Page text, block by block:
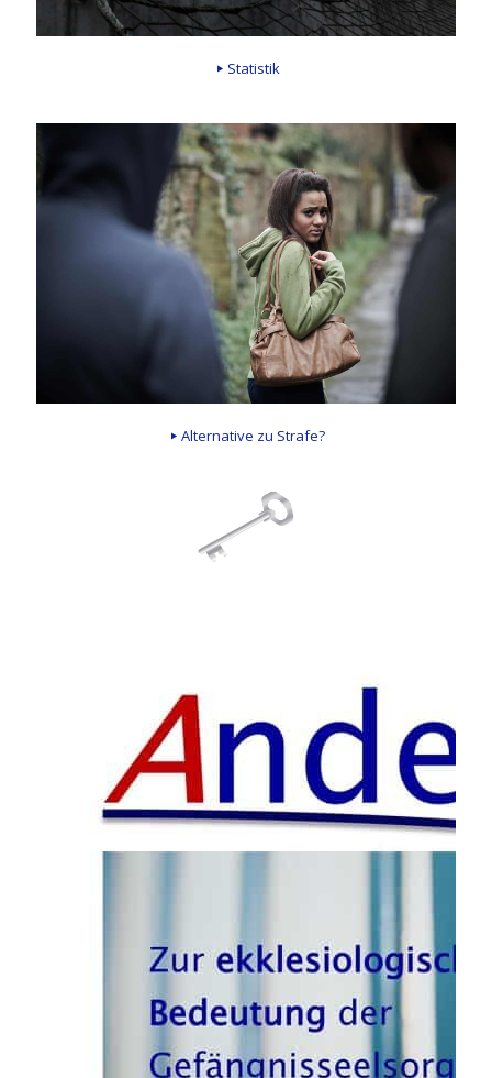
Statistik
Alternative zu Strafe?